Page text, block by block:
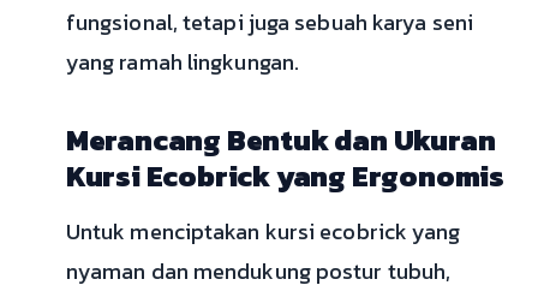
fungsional, tetapi juga sebuah karya seni
yang ramah lingkungan.
Merancang Bentuk dan Ukuran
Kursi Ecobrick yang Ergonomis
Untuk menciptakan kursi ecobrick yang
nyaman dan mendukung postur tubuh,